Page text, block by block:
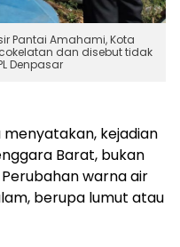
Pantai Amahami, Kota
dan disebut tidak
Denpasar
menyatakan, kejadian
Barat, bukan
warna air
berupa lumut atau